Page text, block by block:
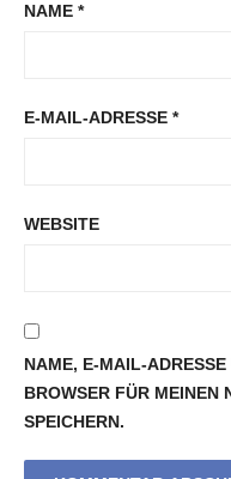
NAME *
E-MAIL-ADRESSE *
WEBSITE
NAME, E-MAIL-
BROWSER FÜR MEINEN
SPEICHERN.